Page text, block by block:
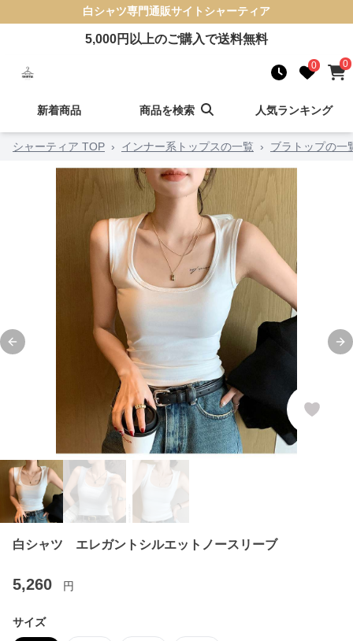
白シャツ専門通販サイト シャーティア
5,000円以上のご購入で送料無料
0 0
新着商品 商品を検索 人気ランキング
シャーティア TOP › インナー系トップスの一覧 › ブラトップの一
Previous slide
白シャツ エレガントシルエットノースリーブ
5,260 円
サイズ